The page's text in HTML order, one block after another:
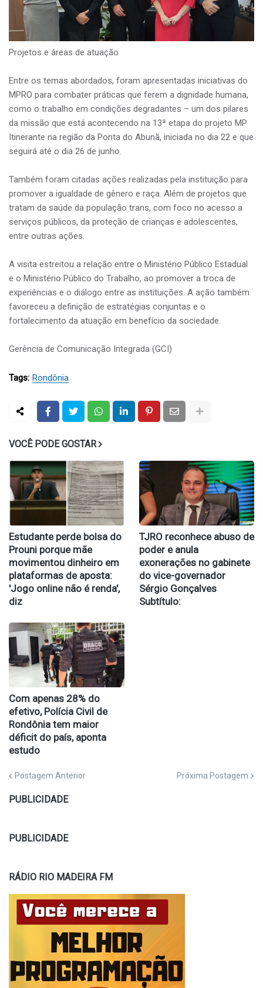
Projetos e áreas de atuação
Entre os temas abordados, foram apresentadas iniciativas do
MPRO para combater práticas que ferem a dignidade humana,
como o trabalho em condições degradantes – um dos pilares
da missão que está acontecendo na 13ª etapa do projeto MP
Itinerante na região da Ponta do Abunã, iniciada no dia 22 e que
seguirá até o dia 26 de junho.
Também foram citadas ações realizadas pela instituição para
promover a igualdade de gênero e raça. Além de projetos que
tratam da saúde da população trans, com foco no acesso a
serviços públicos, da proteção de crianças e adolescentes,
entre outras ações.
A visita estreitou a relação entre o Ministério Público Estadual
e o Ministério Público do Trabalho, ao promover a troca de
experiências e o diálogo entre as instituições. A ação também
favoreceu a definição de estratégias conjuntas e o
fortalecimento da atuação em benefício da sociedade.
Gerência de Comunicação Integrada (GCI)
Tags: Rondônia
VOCÊ PODE GOSTAR
Estudante perde bolsa do
Prouni porque mãe
movimentou dinheiro em
plataformas de aposta:
'Jogo online não é renda',
diz
TJRO reconhece abuso de
poder e anula
exonerações no gabinete
do vice-governador
Sérgio Gonçalves
Subtítulo:
Com apenas 28% do
efetivo, Polícia Civil de
Rondônia tem maior
déficit do país, aponta
estudo
Postagem Anterior Próxima Postagem
PUBLICIDADE
PUBLICIDADE
RÁDIO RIO MADEIRA FM